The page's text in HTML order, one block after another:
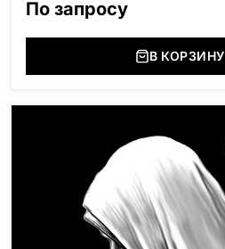
По запросу
В КОРЗИНУ